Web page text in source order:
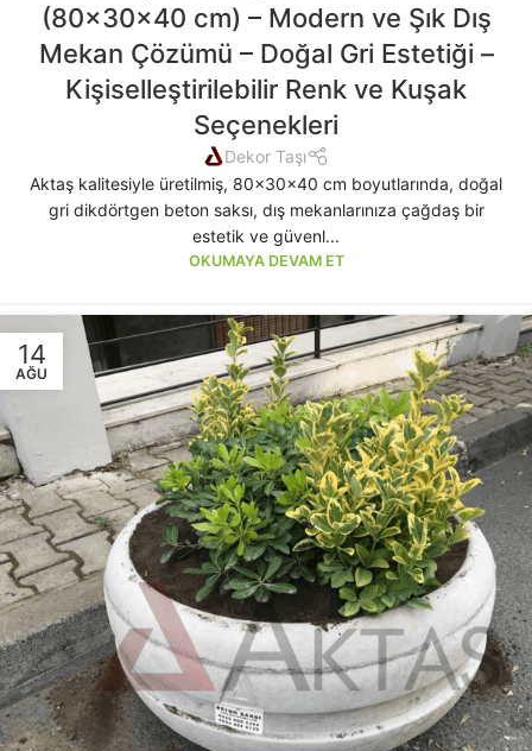
(80x30x40 cm) – Modern ve Şık Dış
Mekan Çözümü – Doğal Gri Estetiği –
Kişiselleştirilebilir Renk ve Kuşak
Seçenekleri
Dekor Taşı
Aktaş kalitesiyle üretilmiş, 80x30x40 cm boyutlarında, doğal
gri dikdörtgen beton saksı, dış mekanlarınıza çağdaş bir
estetik ve güvenl...
OKUMAYA DEVAM ET
14
AĞU